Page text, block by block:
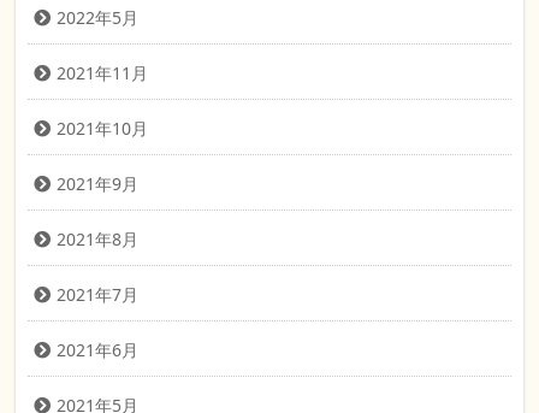
2022年5月
2021年11月
2021年10月
2021年9月
2021年8月
2021年7月
2021年6月
2021年5月